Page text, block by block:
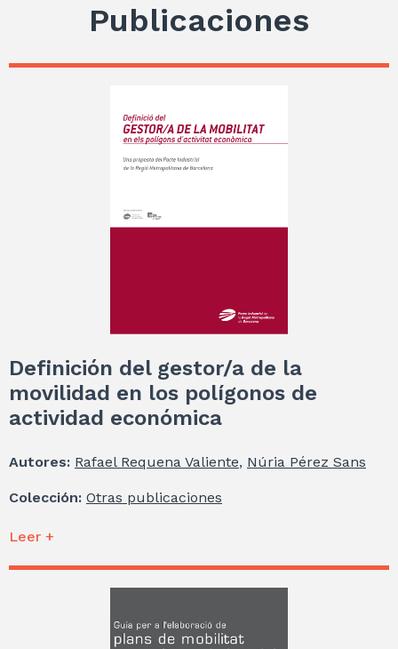
Publicaciones
Definición del gestor/a de la
movilidad en los polígonos de
actividad económica
Autores: Rafael Requena Valiente, Núria Pérez Sans
Colección: Otras publicaciones
Leer +